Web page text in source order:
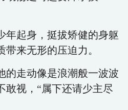
年起身，挺拔矫健的身躯
来无形的压迫力。
的走动像是浪潮般一波波
敢视，“属下还请少主尽